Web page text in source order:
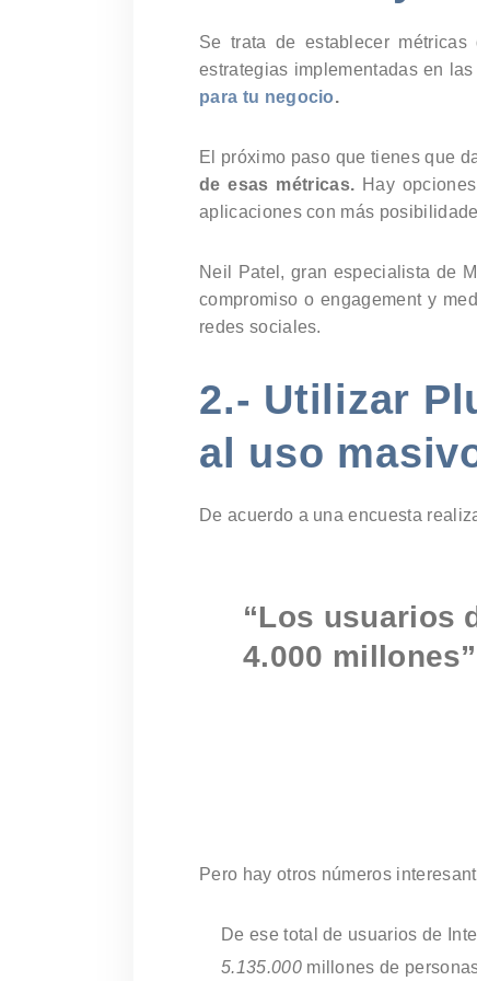
Se trata de establecer
estrategias implementadas en
para tu negocio.
El próximo paso que tienes que
de esas métricas. Hay
aplicaciones con más
Neil Patel, gran especialista de
compromiso o engagement y
redes sociales.
2.- Utilizar
al uso
De acuerdo a una encuesta
“Los usuarios
4.000
Pero hay otros números
De ese total de usuarios de
5.135.000millones de